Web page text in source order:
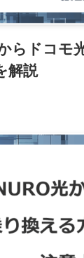
らドコモ
解説